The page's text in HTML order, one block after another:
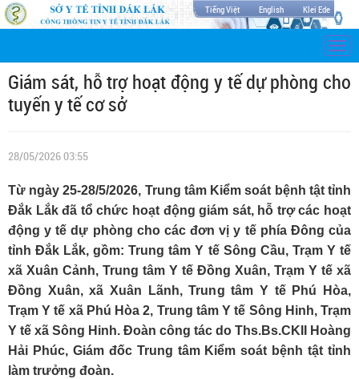
Tiếng Việt English Klei Ede
Giám sát, hỗ trợ hoạt động y tế dự phòng cho
tuyến y tế cơ sở
28/05/2026 03:55
Từ ngày 25-28/5/2026, Trung tâm Kiểm soát bệnh tật tỉnh
Đắk Lắk đã tổ chức hoạt động giám sát, hỗ trợ các hoạt
động y tế dự phòng cho các đơn vị y tế phía Đông của
tỉnh Đắk Lắk, gồm: Trung tâm Y tế Sông Cầu, Trạm Y tế
xã Xuân Cảnh, Trung tâm Y tế Đồng Xuân, Trạm Y tế xã
Đồng Xuân, xã Xuân Lãnh, Trung tâm Y tế Phú Hòa,
Trạm Y tế xã Phú Hòa 2, Trung tâm Y tế Sông Hinh, Trạm
Y tế xã Sông Hinh. Đoàn công tác do Ths.Bs.CKII Hoàng
Hải Phúc, Giám đốc Trung tâm Kiểm soát bệnh tật tỉnh
làm trưởng đoàn.